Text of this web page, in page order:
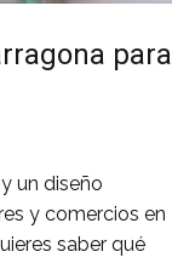
para
un diseño
y comercios en
saber qué